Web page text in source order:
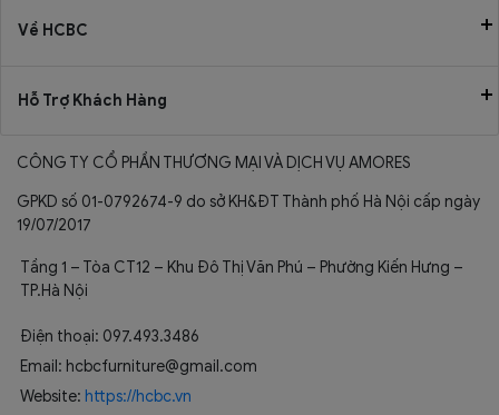
Về HCBC
Hỗ Trợ Khách Hàng
CÔNG TY CỔ PHẦN THƯƠNG MẠI VÀ DỊCH VỤ AMORES
GPKD số 01-0792674-9 do sở KH&ĐT Thành phố Hà Nội cấp ngày
19/07/2017
Tầng 1 – Tòa CT12 – Khu Đô Thị Văn Phú – Phường Kiến Hưng –
TP.Hà Nội
Điện thoại: 097.493.3486
Email: hcbcfurniture@gmail.com
Website: https://hcbc.vn